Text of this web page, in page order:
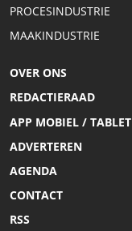
PROCESINDUSTRIE
MAAKINDUSTRIE
OVER ONS
REDACTIERAAD
APP MOBIEL / TABLET
ADVERTEREN
AGENDA
CONTACT
RSS